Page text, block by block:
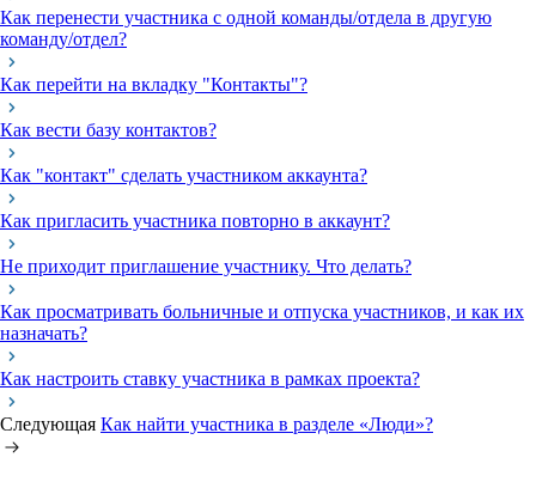
Как перенести участника с одной команды/отдела в другую
команду/отдел?
Как перейти на вкладку "Контакты"?
Как вести базу контактов?
Как "контакт" сделать участником аккаунта?
Как пригласить участника повторно в аккаунт?
Не приходит приглашение участнику. Что делать?
Как просматривать больничные и отпуска участников, и как их
назначать?
Как настроить ставку участника в рамках проекта?
Следующая Как найти участника в разделе «Люди»?